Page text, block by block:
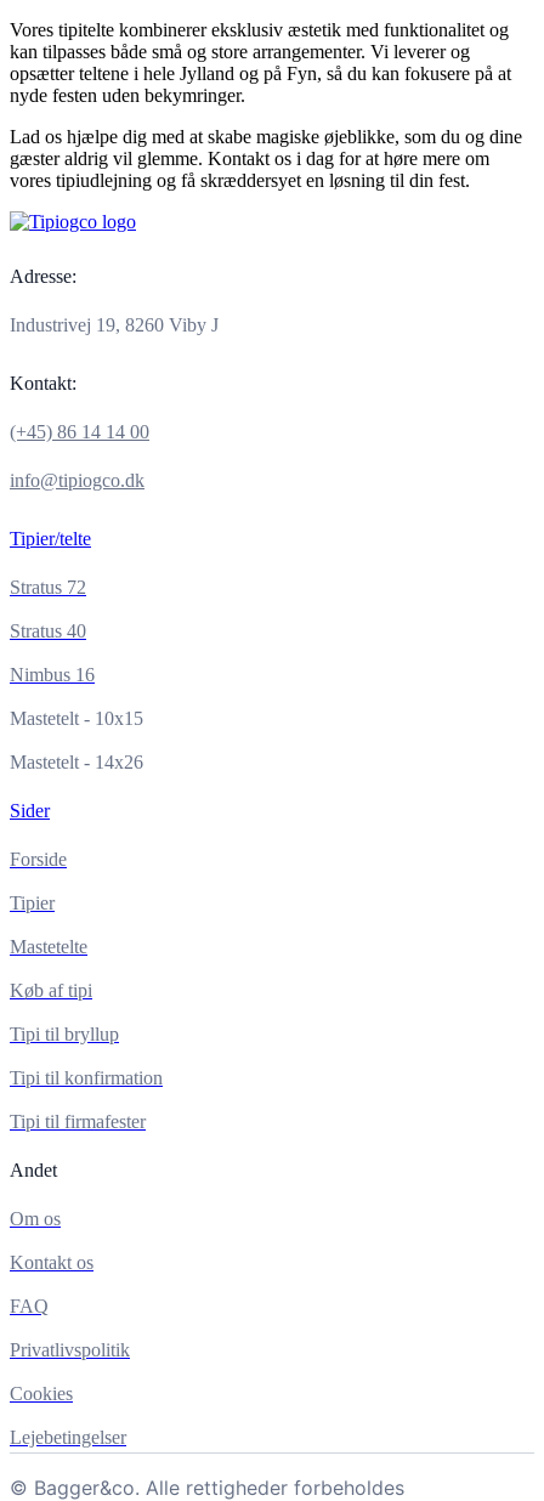
Vores tipitelte kombinerer eksklusiv æstetik med funktionalitet og
kan tilpasses både små og store arrangementer. Vi leverer og
opsætter teltene i hele Jylland og på Fyn, så du kan fokusere på at
nyde festen uden bekymringer.
Lad os hjælpe dig med at skabe magiske øjeblikke, som du og dine
gæster aldrig vil glemme. Kontakt os i dag for at høre mere om
vores tipiudlejning og få skræddersyet en løsning til din fest.
Adresse:
Industrivej 19, 8260 Viby J
Kontakt:
(+45) 86 14 14 00
info@tipiogco.dk
Tipier/telte
Stratus 72
Stratus 40
Nimbus 16
Mastetelt - 10x15
Mastetelt - 14x26
Sider
Forside
Tipier
Mastetelte
Køb af tipi
Tipi til bryllup
Tipi til konfirmation
Tipi til firmafester
Andet
Om os
Kontakt os
FAQ
Privatlivspolitik
Cookies
Lejebetingelser
© Bagger&co. Alle rettigheder forbeholdes